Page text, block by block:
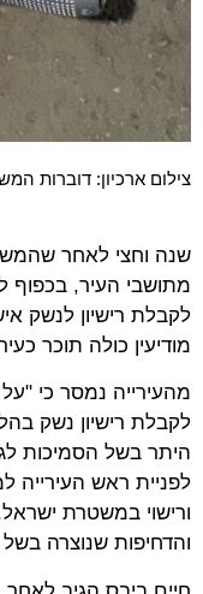
צילום ארכיון: דוברות
שנה וחצי לאחר
מתושבי העיר, בכפוף
לקבלת רישיון לנשק
מודיעין כולה תוכר
מהעירייה נמסר כי
לקבלת רישיון נשק
היתר בשל הסמיכות
לפניית ראש העירייה
והדחיפות שנוצרה